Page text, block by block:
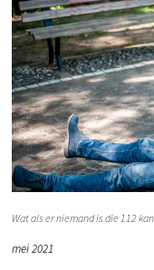
Wat als er niemand is die 112
mei 2021